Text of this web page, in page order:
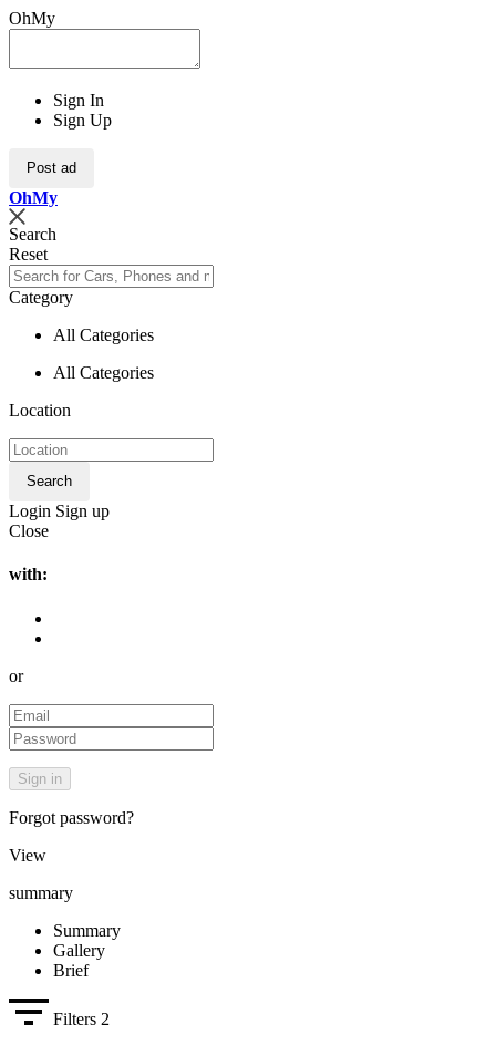
OhMy
Sign In
Sign Up
Post ad
OhMy
Search
Reset
Category
All Categories
All Categories
Location
Search
Login Sign up
Close
with:
or
Forgot password?
View
summary
Summary
Gallery
Brief
Filters 2